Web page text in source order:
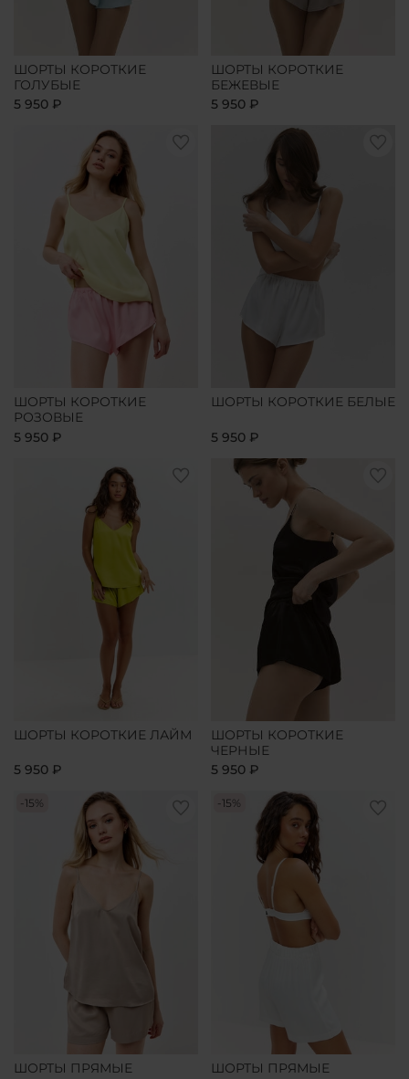
ШОРТЫ КОРОТКИЕ
ГОЛУБЫЕ
5 950 ₽
ШОРТЫ КОРОТКИЕ
БЕЖЕВЫЕ
5 950 ₽
ШОРТЫ КОРОТКИЕ
РОЗОВЫЕ
5 950 ₽
ШОРТЫ КОРОТКИЕ БЕЛЫЕ
5 950 ₽
ШОРТЫ КОРОТКИЕ ЛАЙМ
5 950 ₽
ШОРТЫ КОРОТКИЕ
ЧЕРНЫЕ
5 950 ₽
-15%
ШОРТЫ ПРЯМЫЕ
-15%
ШОРТЫ ПРЯМЫЕ